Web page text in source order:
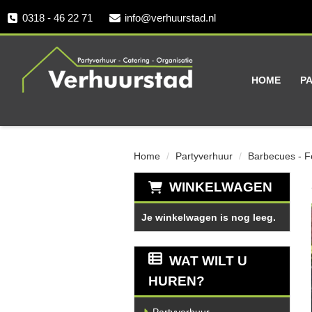
0318 - 46 22 71 info@verhuurstad.nl
HOME
Home Partyverhuur Barbecues -
WINKELWAGEN
Je winkelwagen is nog leeg.
WAT WILT U
HUREN?